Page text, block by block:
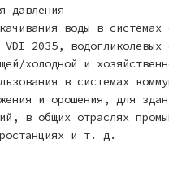
давления
воды в системах
VDI 2035, водогликолевых
холодной и
в системах
и орошения, для
в общих отраслях
и т. д.